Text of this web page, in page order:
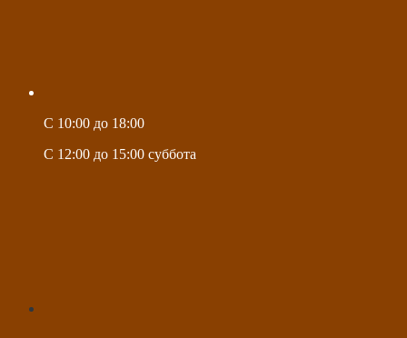
C 10:00 до 18:00
C 12:00 до 15:00 суббота